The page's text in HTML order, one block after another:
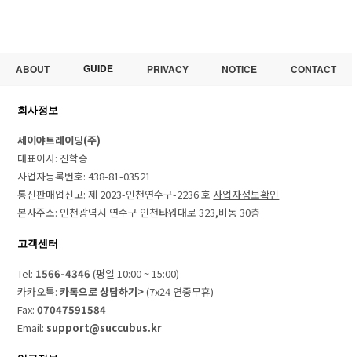
ABOUT GUIDE PRIVACY NOTICE CONTACT
회사정보
세이야트레이딩(주)
대표이사: 진학승
사업자등록번호: 438-81-03521
통신판매업신고: 제 2023-인천연수구-2236 호 사업자정보확인
본사주소: 인천광역시 연수구 인천타워대로 323,비동 30층
고객센터
Tel: 1566-4346 (평일 10:00 ~ 15:00)
카카오톡:카톡으로 상담하기>(7x24 연중무휴)
Fax:07047591584
Email:support@succubus.kr